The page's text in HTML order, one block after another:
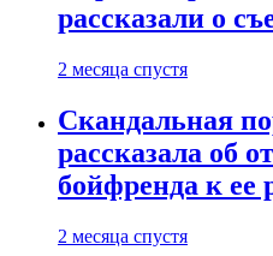
рассказали о
2 месяца спустя
Скандальная
рассказала об
бойфренда к ее
2 месяца спустя